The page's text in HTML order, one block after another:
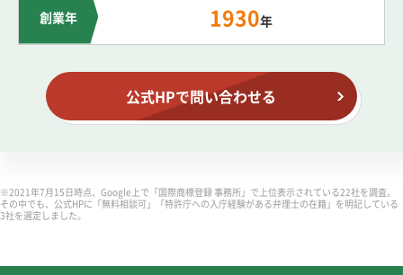
創業年 1930年
公式HPで問い合わせる
※2021年7月15日時点、Google上で「国際商標登録 事務所」で上位表示されている22社を調査。
その中でも、公式HPに「無料相談可」「特許庁への入庁経験がある弁理士の在籍」を明記している
3社を選定しました。